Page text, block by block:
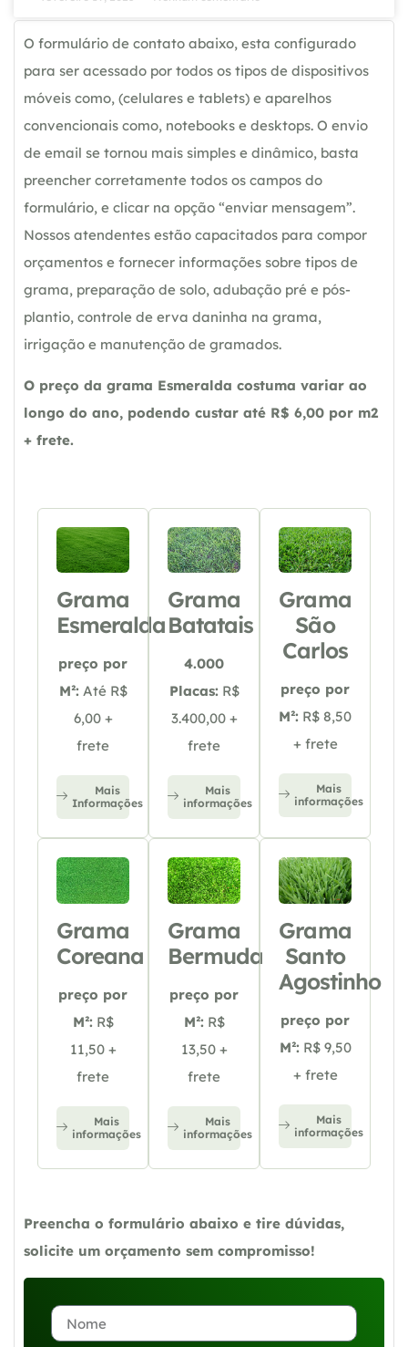
O formulário de contato abaixo, esta configurado
para ser acessado por todos os tipos de dispositivos
móveis como, (celulares e tablets) e aparelhos
convencionais como, notebooks e desktops. O envio
de email se tornou mais simples e dinâmico, basta
preencher corretamente todos os campos do
formulário, e clicar na opção “enviar mensagem”.
Nossos atendentes estão capacitados para compor
orçamentos e fornecer informações sobre tipos de
grama, preparação de solo, adubação pré e pós-
plantio, controle de erva daninha na grama,
irrigação e manutenção de gramados.
O preço da grama Esmeralda costuma variar ao
longo do ano, podendo custar até R$ 6,00 por m2
+ frete.
Grama
Esmeralda
preço por
M²: Até R$
6,00 +
frete
Mais
Informações
Grama
Batatais
4.000
Placas: R$
3.400,00 +
frete
Mais
informações
Grama
São
Carlos
preço por
M²: R$ 8,50
+ frete
Mais
informações
Grama
Coreana
preço por
M²: R$
11,50 +
frete
Mais
informações
Grama
Bermuda
preço por
M²: R$
13,50 +
frete
Mais
informações
Grama
Santo
Agostinho
preço por
M²: R$ 9,50
+ frete
Mais
informações
Preencha o formulário abaixo e tire dúvidas,
solicite um orçamento sem compromisso!